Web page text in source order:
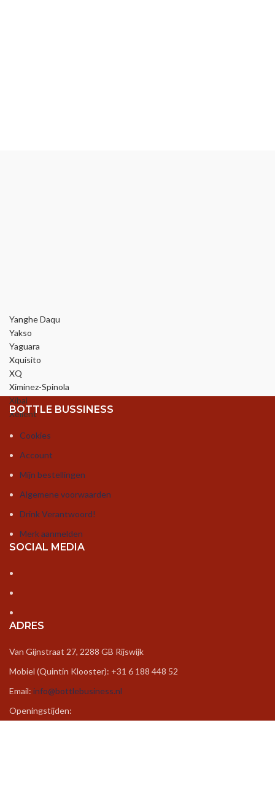
Yanghe Daqu
Yakso
Yaguara
Xquisito
XQ
Ximinez-Spinola
Xibal
Xellent
BOTTLE BUSSINESS
Cookies
Account
Mijn bestellingen
Algemene voorwaarden
Drink Verantwoord!
Merk aanmelden
SOCIAL MEDIA
ADRES
Van Gijnstraat 27, 2288 GB Rijswijk
Mobiel (Quintin Klooster): +31 6 188 448 52
Email: info@bottlebusiness.nl
Openingstijden:
Ma – Vr /9:00 uur - 17.00 uur